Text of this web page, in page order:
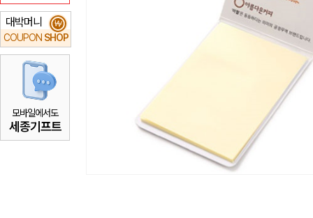
대박머니
COUPON SHOP
₩
모바일에서도
세종기프트